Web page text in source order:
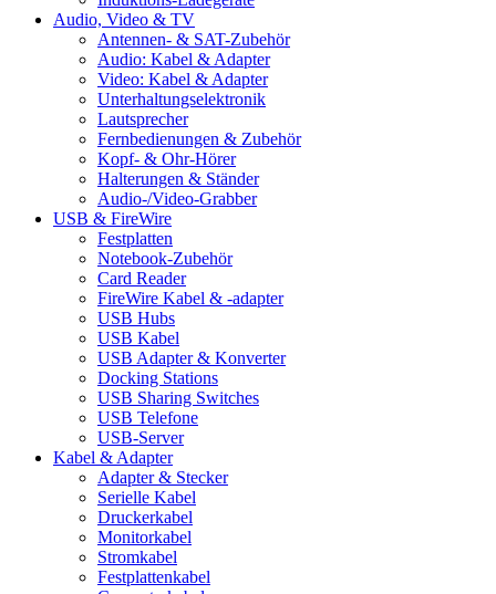
Audio, Video & TV
Antennen- & SAT-Zubehör
Audio: Kabel & Adapter
Video: Kabel & Adapter
Unterhaltungselektronik
Lautsprecher
Fernbedienungen & Zubehör
Kopf- & Ohr-Hörer
Halterungen & Ständer
Audio-/Video-Grabber
USB & FireWire
Festplatten
Notebook-Zubehör
Card Reader
FireWire Kabel & -adapter
USB Hubs
USB Kabel
USB Adapter & Konverter
Docking Stations
USB Sharing Switches
USB Telefone
USB-Server
Kabel & Adapter
Adapter & Stecker
Serielle Kabel
Druckerkabel
Monitorkabel
Stromkabel
Festplattenkabel